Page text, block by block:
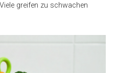
greifen zu schwachen